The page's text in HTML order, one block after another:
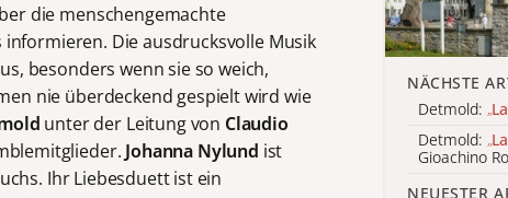
die menschengemachte
Die ausdrucksvolle Musik
besonders wenn sie so weich,
nie überdeckend gespielt wird wie
unter der Leitung von Claudio
Johanna Nylund ist
Ihr Liebesduett ist ein
NÄCHSTE
Detmold: „
Detmold: „
Gioachino
NEUESTER